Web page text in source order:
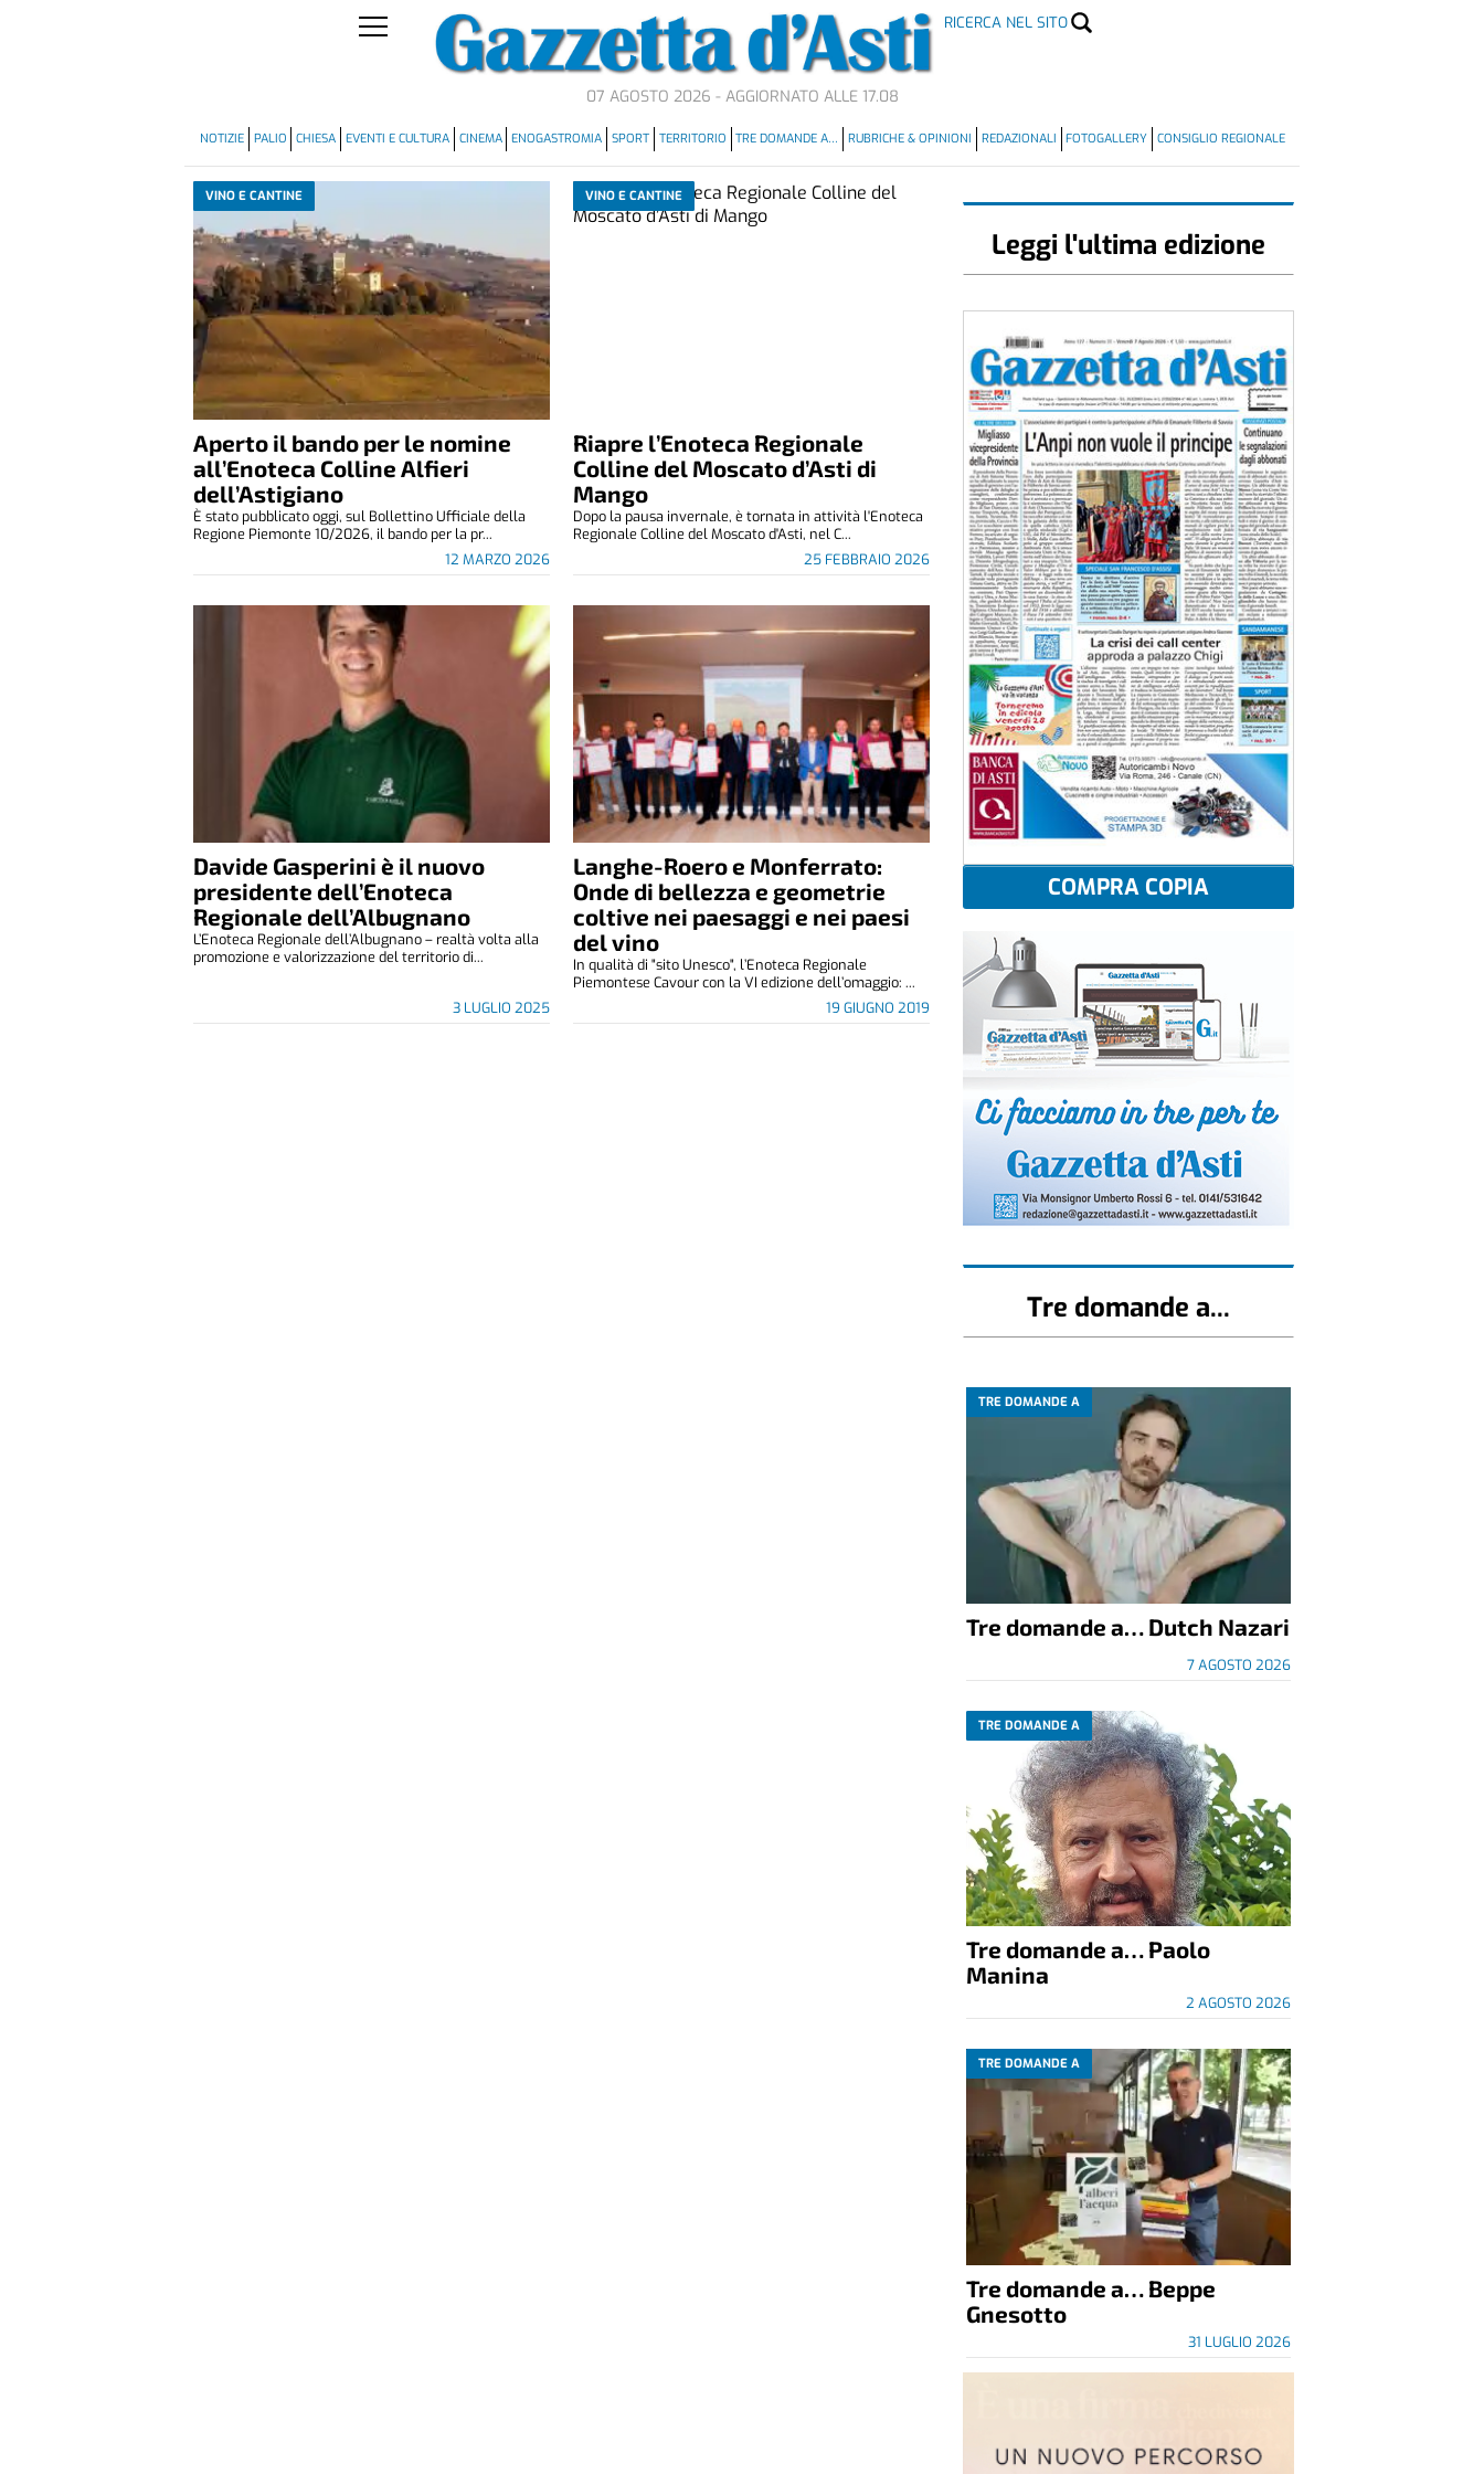
RICERCA NEL SITO
07 AGOSTO 2026 - AGGIORNATO ALLE 17.08
NOTIZIE PALIO CHIESA EVENTI E CULTURA CINEMA ENOGASTROMIA SPORT TERRITORIO TRE DOMANDE A… RUBRICHE & OPINIONI REDAZIONALI FOTOGALLERY CONSIGLIO REGIONALE
VINO E CANTINE
Aperto il bando per le nomine
all’Enoteca Colline Alfieri
dell’Astigiano
12 MARZO 2026
È stato pubblicato oggi, sul Bollettino Ufficiale della
Regione Piemonte 10/2026, il bando per la pr...
VINO E CANTINE
Riapre l’Enoteca Regionale
Colline del Moscato d’Asti di
Mango
25 FEBBRAIO 2026
Dopo la pausa invernale, è tornata in attività l'Enoteca
Regionale Colline del Moscato d'Asti, nel C...
Davide Gasperini è il nuovo
presidente dell’Enoteca
Regionale dell’Albugnano
3 LUGLIO 2025
L’Enoteca Regionale dell’Albugnano – realtà volta alla
promozione e valorizzazione del territorio di...
Langhe-Roero e Monferrato:
Onde di bellezza e geometrie
coltive nei paesaggi e nei paesi
del vino
19 GIUGNO 2019
In qualità di "sito Unesco", l’Enoteca Regionale
Piemontese Cavour con la VI edizione dell’omaggio: ...
Leggi l'ultima edizione
COMPRA COPIA
Tre domande a...
TRE DOMANDE A
Tre domande a… Dutch Nazari
7 AGOSTO 2026
TRE DOMANDE A
Tre domande a… Paolo
Manina
2 AGOSTO 2026
TRE DOMANDE A
Tre domande a… Beppe
Gnesotto
31 LUGLIO 2026